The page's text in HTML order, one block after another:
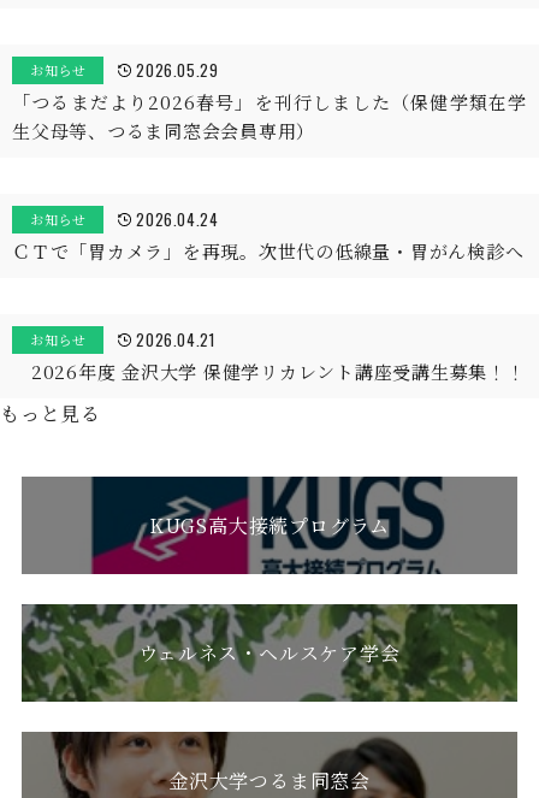
お知らせ 2026.05.29
「つるまだより2026春号」を刊行しました（保健学類在学
生父母等、つるま同窓会会員専用）
お知らせ 2026.04.24
ＣＴで「胃カメラ」を再現。次世代の低線量・胃がん検診へ
お知らせ 2026.04.21
2026年度 金沢大学 保健学リカレント講座受講生募集！！
もっと見る
KUGS高大接続プログラム
ウェルネス・ヘルスケア学会
金沢大学つるま同窓会